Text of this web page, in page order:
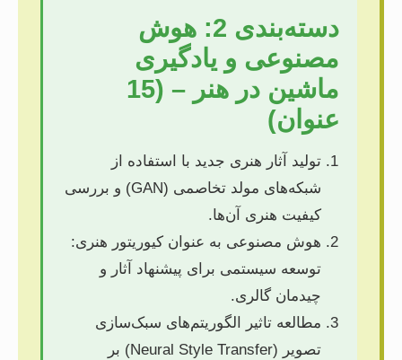
دسته‌بندی 2: هوش
مصنوعی و یادگیری
ماشین در هنر – (15
عنوان)
تولید آثار هنری جدید با استفاده از
شبکه‌های مولد تخاصمی (GAN) و بررسی
کیفیت هنری آن‌ها.
هوش مصنوعی به عنوان کیوریتور هنری:
توسعه سیستمی برای پیشنهاد آثار و
چیدمان گالری.
مطالعه تاثیر الگوریتم‌های سبک‌سازی
تصویر (Neural Style Transfer) بر